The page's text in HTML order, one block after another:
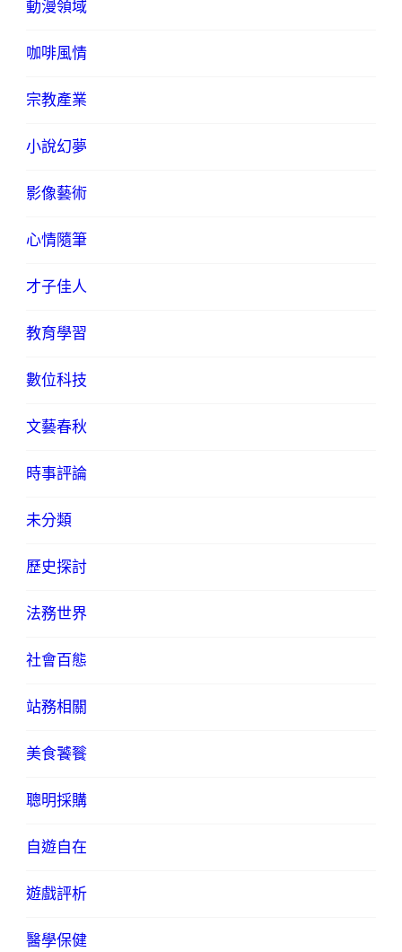
動漫領域
咖啡風情
宗教產業
小說幻夢
影像藝術
心情隨筆
才子佳人
教育學習
數位科技
文藝春秋
時事評論
未分類
歷史探討
法務世界
社會百態
站務相關
美食饕餮
聰明採購
自遊自在
遊戲評析
醫學保健